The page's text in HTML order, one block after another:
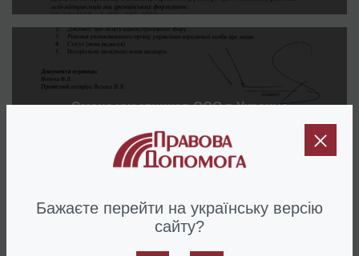
Смена участников ООО в Украине
Наши публикации по этой тематике
Бажаєте перейти на українську версію
сайту?